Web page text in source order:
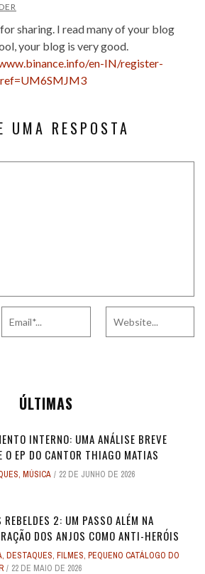
sharing. I read many of your blog
your blog is very good.
en-IN/register-
UMA RESPOSTA
ÚLTIMAS
INTERNO: UMA ANÁLISE BREVE
O EP DO CANTOR THIAGO MATIAS
, MÚSICA 22 DE JUNHO DE 2026
REBELDES 2: UM PASSO ALÉM NA
DOS ANJOS COMO ANTI-HERÓIS
, DESTAQUES, FILMES, PEQUENO CATÁLOGO DO
22 DE MAIO DE 2026